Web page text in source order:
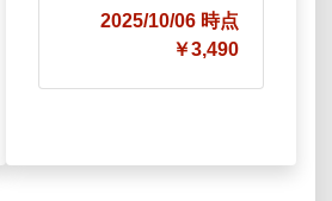
2025/10/06 時点
￥3,490